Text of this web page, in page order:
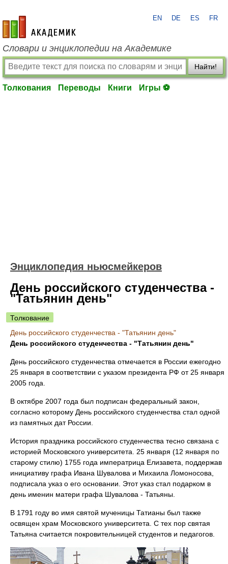
academic.ru
EN DE ES FR
Словари и энциклопедии на Академике
Найти!
Толкования Переводы Книги Игры ⚽
Энциклопедия ньюсмейкеров
День российского студенчества -
"Татьянин день"
Толкование
День российского студенчества - "Татьянин день"
День российского студенчества - "Татьянин день"
День российского студенчества отмечается в России ежегодно
25 января в соответствии с указом президента РФ от 25 января
2005 года.
В октябре 2007 года был подписан федеральный закон,
согласно которому День российского студенчества стал одной
из памятных дат России.
История праздника российского студенчества тесно связана с
историей Московского университета. 25 января (12 января по
старому стилю) 1755 года императрица Елизавета, поддержав
инициативу графа Ивана Шувалова и Михаила Ломоносова,
подписала указ о его основании. Этот указ стал подарком в
день именин матери графа Шувалова - Татьяны.
В 1791 году во имя святой мученицы Татианы был также
освящен храм Московского университета. С тех пор святая
Татьяна считается покровительницей студентов и педагогов.